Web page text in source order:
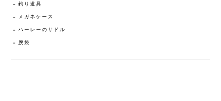
釣り道具
メガネケース
ハーレーのサドル
腰袋